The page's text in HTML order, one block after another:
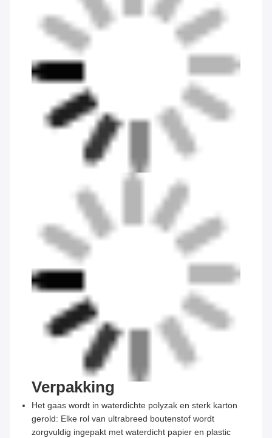
Verpakking
Het gaas wordt in waterdichte polyzak en sterk karton
gerold: Elke rol van ultrabreed boutenstof wordt
zorgvuldig ingepakt met waterdicht papier en plastic